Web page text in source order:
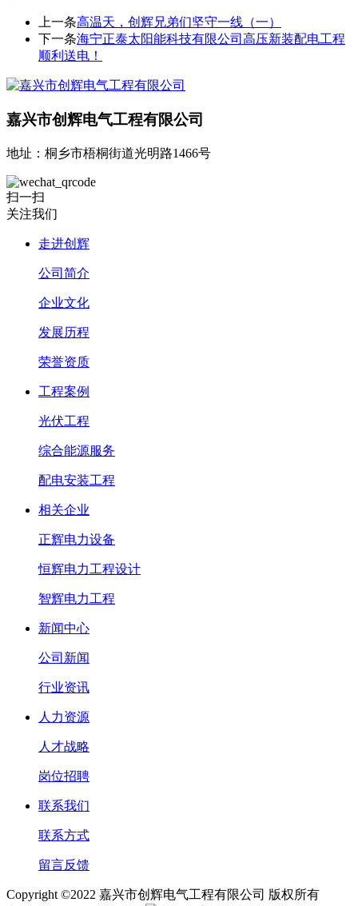
上一条高温天，创辉兄弟们坚守一线（一）
下一条海宁正泰太阳能科技有限公司高压新装配电工程
顺利送电！
嘉兴市创辉电气工程有限公司
地址：桐乡市梧桐街道光明路1466号
扫一扫
关注我们
走进创辉
公司简介
企业文化
发展历程
荣誉资质
工程案例
光伏工程
综合能源服务
配电安装工程
相关企业
正辉电力设备
恒辉电力工程设计
智辉电力工程
新闻中心
公司新闻
行业资讯
人力资源
人才战略
岗位招聘
联系我们
联系方式
留言反馈
Copyright ©2022 嘉兴市创辉电气工程有限公司 版权所有